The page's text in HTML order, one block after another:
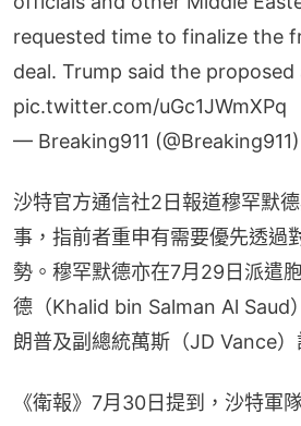
requested time to finalize the
deal. Trump said the
pic.twitter.com/uGc1JWmXPq
— Breaking911 (@Breaking911)
事，指前者重申有需要優先透過
勢。穆罕默德亦在7月29日派遣
德（Khalid bin Salman Al Saud
朗普及副總統萬斯（JD Vance
被外界視為出兵也門南部的開始